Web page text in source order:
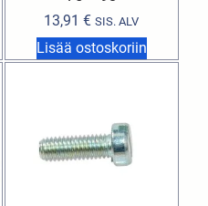
13,91€ SIS. ALV
Lisää ostoskoriin